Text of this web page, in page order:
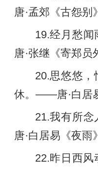
唐·孟郊《古怨别》
19.经月愁
唐·张继《寄郑员
20.思悠悠
休。——唐·白居
21.我有所
唐·白居易《夜雨》
22.昨日西风